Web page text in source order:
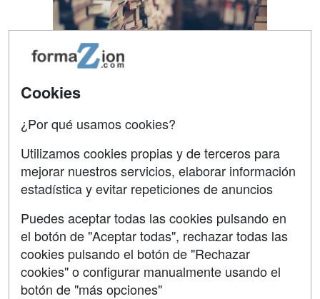
Los últimos meses del año suelen ser un frenesí en la
industria de la logística. Preparar los pedidos, coordinar
el transporte y hacerlos llegar al cliente son algunas de
trabajan en este sector. Pero, ¿qué han estudiado para
dedicarse a ello? ¿Cómo han accedido a estos puestos
de trabajo?
Según el rango del puesto es necesario una titulación
Derecho o una Ingeniería, o bien un título de
Formación Profesionalcomo el de Logística y
Transporte, Administración y Finanzas o el de Comercio
y Marketing. También hay trabajos que solo requieren el
título de la ESO.
Cookies
¿Por qué usamos cookies?
Utilizamos cookies propias y de terceros para
mejorar nuestros servicios, elaborar información
estadística y evitar repeticiones de anuncios
Puedes aceptar todas las cookies pulsando en
el botón de "Aceptar todas", rechazar todas las
cookies pulsando el botón de "Rechazar
cookies" o configurar manualmente usando el
botón de "más opciones"